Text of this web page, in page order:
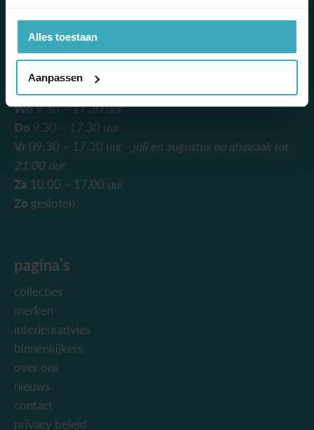
Alles toestaan
Aanpassen
openingstijden
Aangepaste openingstijden juli-augustus
Magesloten
Wo9.30 – 17.30 uur
Do 9.30 – 17.30 uur
Vr 09:30 – 17.30 uur - juli en augustus op afspraak tot
21.00 uur
Za 10.00 – 17.00 uur
Zo gesloten
pagina’s
collecties
merken
interieuradvies
binnenkijkers
over ons
nieuws
contact
privacy beleid